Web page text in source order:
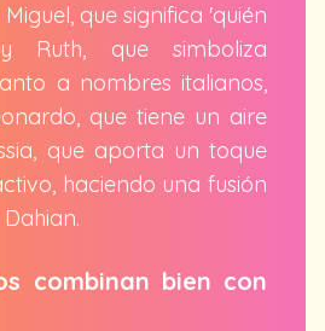
que significa 'quién
Ruth, que simboliza
a nombres italianos,
que tiene un aire
que aporta un toque
haciendo una fusión
combinan bien con